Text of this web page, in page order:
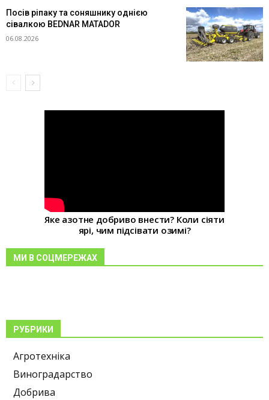
Посів ріпаку та соняшнику однією
сівалкою BEDNAR MATADOR
06.08.2026
Яке азотне добриво внести? Коли сіяти
ярі, чим підсівати озимі?
МИ В СОЦМЕРЕЖАХ
РУБРИКИ
Агротехніка
Виноградарство
Добрива